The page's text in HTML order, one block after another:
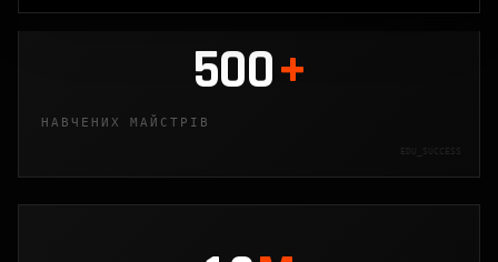
500+
НАВЧЕНИХ МАЙСТРІВ
EDU_SUCCESS